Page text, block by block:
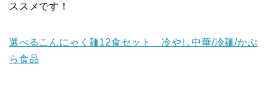
ススメです！
選べるこんにゃく麺12食セット 冷やし中華/冷麺/かぶ
ら食品